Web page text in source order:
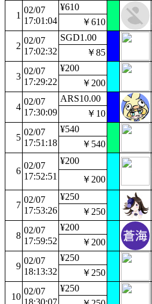
1
02/07
17:01:04
¥610
￥610
2
02/07
17:02:32
SGD1.00
￥85
3
02/07
17:29:22
¥200
￥200
4
02/07
17:30:09
ARS10.00
￥10
5
02/07
17:51:18
¥540
￥540
6
02/07
17:52:51
¥200
￥200
7
02/07
17:53:26
¥250
￥250
8
02/07
17:59:52
¥200
￥200
9
02/07
18:13:32
¥250
￥250
10
02/07
18:30:07
¥250